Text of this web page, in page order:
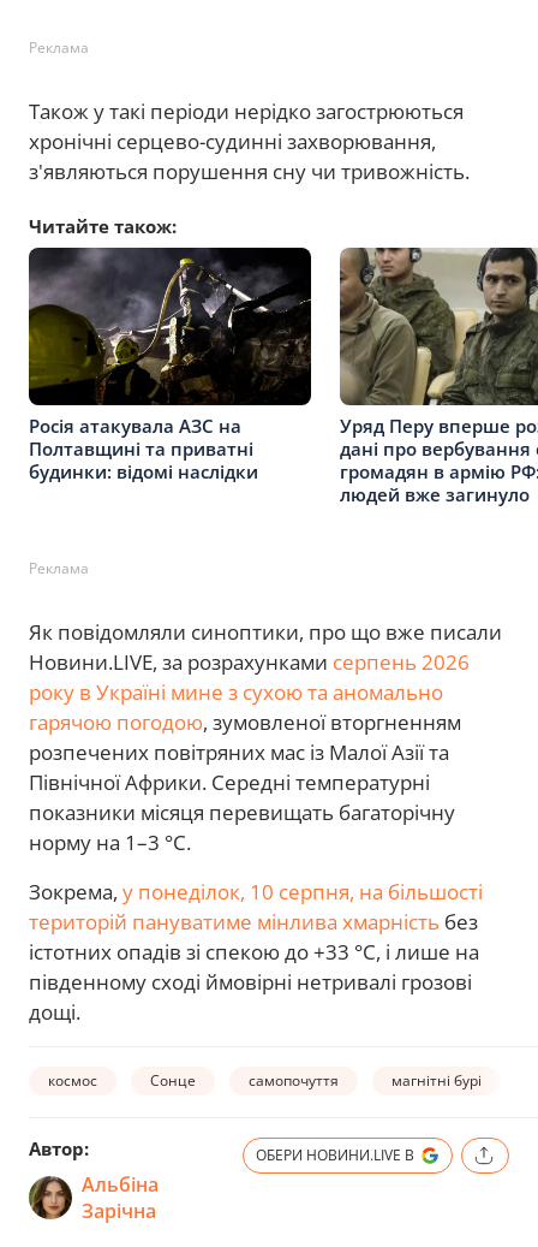
Реклама
Також у такі періоди нерідко загострюються
хронічні серцево-судинні захворювання,
з'являються порушення сну чи тривожність.
Читайте також:
Росія атакувала АЗС на
Полтавщині та приватні
будинки: відомі наслідки
Уряд Перу вперше
дані про вербування
громадян в армію
людей вже загинуло
Реклама
Як повідомляли синоптики, про що вже писали
Новини.LIVE, за розрахунками серпень 2026
року в Україні мине з сухою та аномально
гарячою погодою, зумовленої вторгненням
розпечених повітряних мас із Малої Азії та
Північної Африки. Середні температурні
показники місяця перевищать багаторічну
норму на 1–3 °C.
Зокрема, у понеділок, 10 серпня, на більшості
територій пануватиме мінлива хмарність без
істотних опадів зі спекою до +33 °C, і лише на
південному сході ймовірні нетривалі грозові
дощі.
космос Сонце самопочуття магнітні бурі
Автор:
Альбіна
Зарічна
ОБЕРИ НОВИНИ.LIVE В